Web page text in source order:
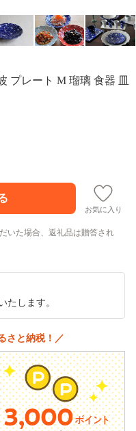
プレート M 瑠璃 食器 皿
お気に入り
いた場合、返礼品は贈答され
たします。
さと納税！／